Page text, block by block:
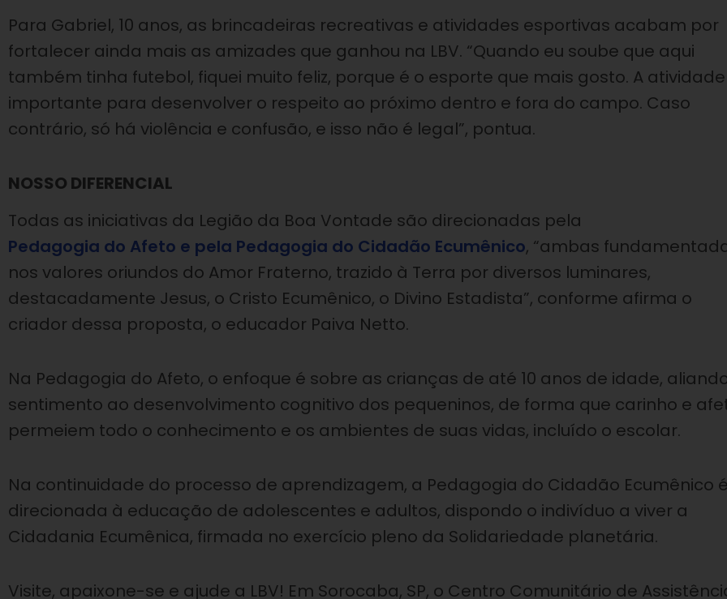
Para Gabriel, 10 anos, as brincadeiras recreativas e atividades esportivas acabam por
fortalecer ainda mais as amizades que ganhou na LBV. “Quando eu soube que aqui
também tinha futebol, fiquei muito feliz, porque é o esporte que mais gosto. A
importante para desenvolver o respeito ao próximo dentro e fora do campo. Caso
contrário, só há violência e confusão, e isso não é legal”, pontua.
NOSSO DIFERENCIAL
Todas as iniciativas da Legião da Boa Vontade são direcionadas pela
Pedagogia do Afeto e pela Pedagogia do Cidadão Ecumênico, “ambas
nos valores oriundos do Amor Fraterno, trazido à Terra por diversos luminares,
destacadamente Jesus, o Cristo Ecumênico, o Divino Estadista”, conforme afirma o
criador dessa proposta, o educador Paiva Netto.
Na Pedagogia do Afeto, o enfoque é sobre as crianças de até 10 anos de idade,
sentimento ao desenvolvimento cognitivo dos pequeninos, de forma que carinho e
permeiem todo o conhecimento e os ambientes de suas vidas, incluído o escolar.
Na continuidade do processo de aprendizagem, a Pedagogia do Cidadão Ecumênico é
direcionada à educação de adolescentes e adultos, dispondo o indivíduo a viver a
Cidadania Ecumênica, firmada no exercício pleno da Solidariedade planetária.
Visite, apaixone-se e ajude a LBV! Em Sorocaba, SP, o Centro Comunitário de